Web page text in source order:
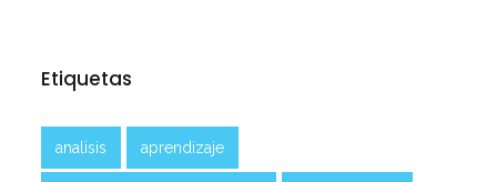
Etiquetas
analisis aprendizaje